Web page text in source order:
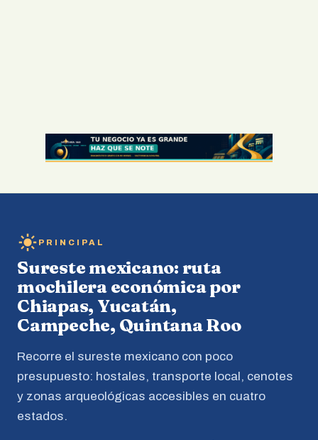
PRINCIPAL
Sureste mexicano: ruta
mochilera económica por
Chiapas, Yucatán,
Campeche, Quintana Roo
Recorre el sureste mexicano con poco
presupuesto: hostales, transporte local, cenotes
y zonas arqueológicas accesibles en cuatro
estados.